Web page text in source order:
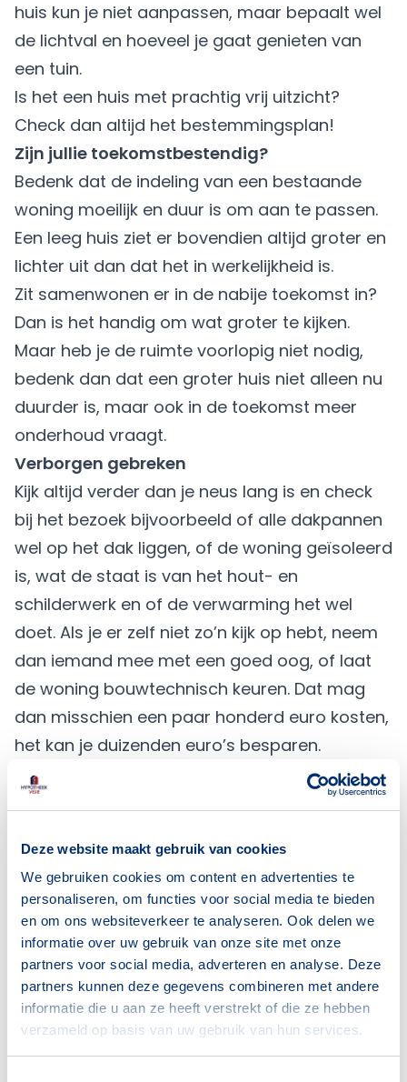
Deze website maakt gebruik van cookies
We gebruiken cookies om content en advertenties te
personaliseren, om functies voor social media te bieden
en om ons websiteverkeer te analyseren. Ook delen we
informatie over uw gebruik van onze site met onze
partners voor social media, adverteren en analyse. Deze
partners kunnen deze gegevens combineren met andere
informatie die u aan ze heeft verstrekt of die ze hebben
verzameld op basis van uw gebruik van hun services.
huis kun je niet aanpassen, maar bepaalt wel
de lichtval en hoeveel je gaat genieten van
een tuin.
Is het een huis met prachtig vrij uitzicht?
Check dan altijd het bestemmingsplan!
Zijn jullie toekomstbestendig?
Bedenk dat de indeling van een bestaande
woning moeilijk en duur is om aan te passen.
Een leeg huis ziet er bovendien altijd groter en
lichter uit dan dat het in werkelijkheid is.
Zit samenwonen er in de nabije toekomst in?
Dan is het handig om wat groter te kijken.
Maar heb je de ruimte voorlopig niet nodig,
bedenk dan dat een groter huis niet alleen nu
duurder is, maar ook in de toekomst meer
onderhoud vraagt.
Verborgen gebreken
Kijk altijd verder dan je neus lang is en check
bij het bezoek bijvoorbeeld of alle dakpannen
wel op het dak liggen, of de woning geïsoleerd
is, wat de staat is van het hout- en
schilderwerk en of de verwarming het wel
doet. Als je er zelf niet zo’n kijk op hebt, neem
dan iemand mee met een goed oog, of laat
de woning bouwtechnisch keuren. Dat mag
dan misschien een paar honderd euro kosten,
het kan je duizenden euro’s besparen.
Daarnaast moet ook op papier alles in de
haak zijn, zodat je niet ineens aan een huurder
Is het huis voor jou betaalbaar?
Met een constant lege portemonnee is de
liefde snel bekoeld. Hoewel er altijd over de
prijs van een huis valt te onderhandelen, moet
je je straks wel de hypotheek kunnen
veroorloven. Check daarom online
jemaximale hypotheek, en maak een
afspraak met eenonafhankelijke